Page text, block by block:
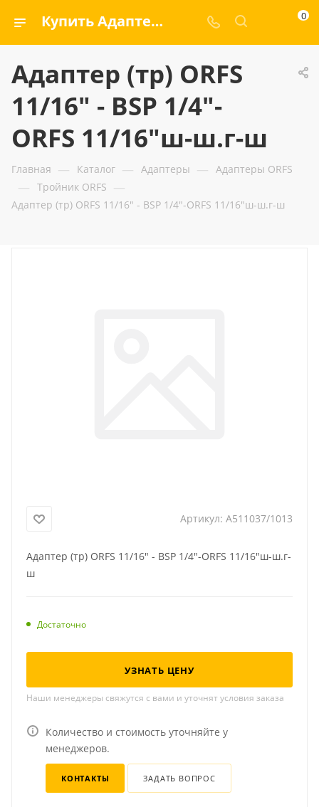
Купить Адаптер (тр) ORFS 11/16" - BSP 1/4"-ORFS 11/16"ш-ш.г-ш — ООО «ГИДРАМАКС» 0
Адаптер (тр) ORFS
11/16" - BSP 1/4"-
ORFS 11/16"ш-ш.г-ш
Главная — Каталог — Адаптеры — Адаптеры ORFS
— Тройник ORFS —
Адаптер (тр) ORFS 11/16" - BSP 1/4"-ORFS 11/16"ш-ш.г-ш
Артикул: A511037/1013
Адаптер (тр) ORFS 11/16" - BSP 1/4"-ORFS 11/16"ш-ш.г-
ш
Достаточно
УЗНАТЬ ЦЕНУ
Наши менеджеры свяжутся с вами и уточнят условия заказа
Количество и стоимость уточняйте у
менеджеров.
КОНТАКТЫ ЗАДАТЬ ВОПРОС